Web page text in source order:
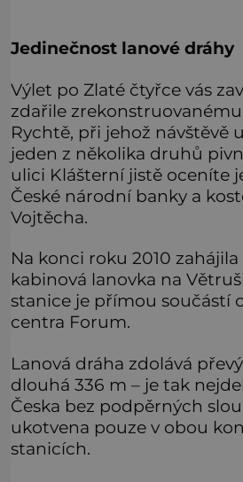
Jedinečnost lanové dráhy
Výlet po Zlaté čtyřce vás
zdařile
Rychtě, při jehož návštěvě
jeden z několika druhů
ulici Klášterní jistě oceníte
České národní banky a
Vojtěcha.
Na konci roku 2010
kabinová lanovka na
stanice je přímou součástí
centra Forum.
Lanová dráha zdolává
dlouhá 336 m – je tak
Česka bez podpěrných
ukotvena pouze v obou
stanicích.